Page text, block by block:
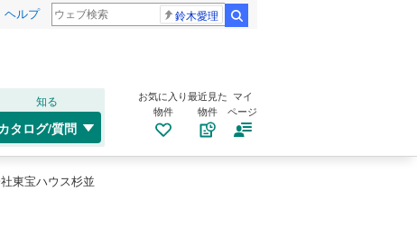
ヘルプ 鈴木愛理
知る
タログ/質問
お気に入り
物件
最近見た
物件
マイ
ページ
東宝ハウス杉並